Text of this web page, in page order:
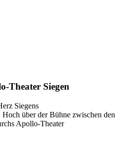
Theater Siegen
Siegens
Hoch über der Bühne zwischen den
Apollo-Theater